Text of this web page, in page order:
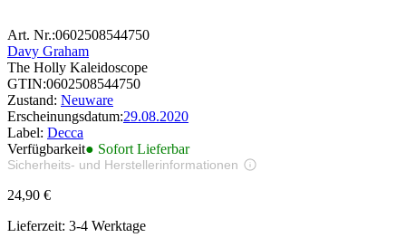
Art. Nr.:0602508544750
Davy Graham
The Holly Kaleidoscope
GTIN:0602508544750
Zustand: Neuware
Erscheinungsdatum:29.08.2020
Label: Decca
Verfügbarkeit● Sofort Lieferbar
Sicherheits- und Herstellerinformationen
24,90 €
Lieferzeit: 3-4 Werktage